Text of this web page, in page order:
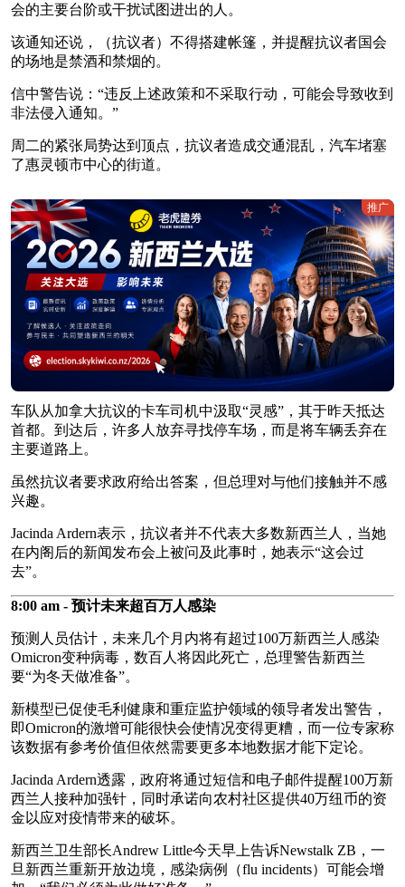
会的主要台阶或干扰试图进出的人。
该通知还说，（抗议者）不得搭建帐篷，并提醒抗议者国会
的场地是禁酒和禁烟的。
信中警告说：“违反上述政策和不采取行动，可能会导致收到
非法侵入通知。”
周二的紧张局势达到顶点，抗议者造成交通混乱，汽车堵塞
了惠灵顿市中心的街道。
推广
车队从加拿大抗议的卡车司机中汲取“灵感”，其于昨天抵达
首都。到达后，许多人放弃寻找停车场，而是将车辆丢弃在
主要道路上。
虽然抗议者要求政府给出答案，但总理对与他们接触并不感
兴趣。
Jacinda Ardern表示，抗议者并不代表大多数新西兰人，当她
在内阁后的新闻发布会上被问及此事时，她表示“这会过
去”。
8:00 am - 预计未来超百万人感染
预测人员估计，未来几个月内将有超过100万新西兰人感染
Omicron变种病毒，数百人将因此死亡，总理警告新西兰
要“为冬天做准备”。
新模型已促使毛利健康和重症监护领域的领导者发出警告，
即Omicron的激增可能很快会使情况变得更糟，而一位专家称
该数据有参考价值但依然需要更多本地数据才能下定论。
Jacinda Ardern透露，政府将通过短信和电子邮件提醒100万新
西兰人接种加强针，同时承诺向农村社区提供40万纽币的资
金以应对疫情带来的破坏。
新西兰卫生部长Andrew Little今天早上告诉Newstalk ZB，一
旦新西兰重新开放边境，感染病例（flu incidents）可能会增